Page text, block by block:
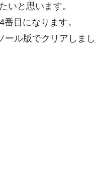
いと思います。
目になります。
ール版でクリアしまし